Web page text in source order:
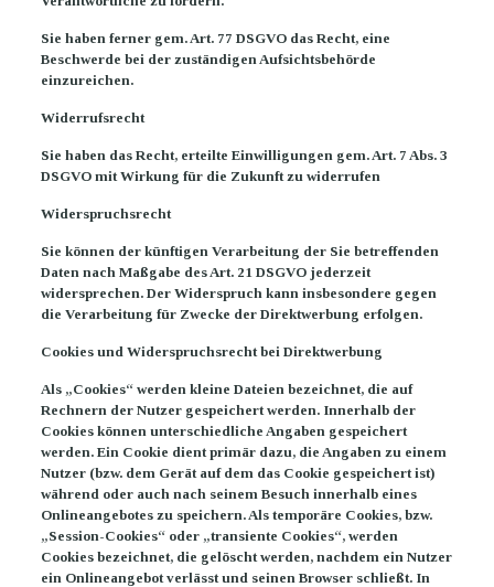
Sie haben ferner gem. Art. 77 DSGVO das Recht, eine
Beschwerde bei der zuständigen Aufsichtsbehörde
einzureichen.
Widerrufsrecht
Sie haben das Recht, erteilte Einwilligungen gem. Art. 7 Abs. 3
DSGVO mit Wirkung für die Zukunft zu widerrufen
Widerspruchsrecht
Sie können der künftigen Verarbeitung der Sie betreffenden
Daten nach Maßgabe des Art. 21 DSGVO jederzeit
widersprechen. Der Widerspruch kann insbesondere gegen
die Verarbeitung für Zwecke der Direktwerbung erfolgen.
Cookies und Widerspruchsrecht bei Direktwerbung
Als „Cookies“ werden kleine Dateien bezeichnet, die auf
Rechnern der Nutzer gespeichert werden. Innerhalb der
Cookies können unterschiedliche Angaben gespeichert
werden. Ein Cookie dient primär dazu, die Angaben zu einem
Nutzer (bzw. dem Gerät auf dem das Cookie gespeichert ist)
während oder auch nach seinem Besuch innerhalb eines
Onlineangebotes zu speichern. Als temporäre Cookies, bzw.
„Session-Cookies“ oder „transiente Cookies“, werden
Cookies bezeichnet, die gelöscht werden, nachdem ein Nutzer
ein Onlineangebot verlässt und seinen Browser schließt. In